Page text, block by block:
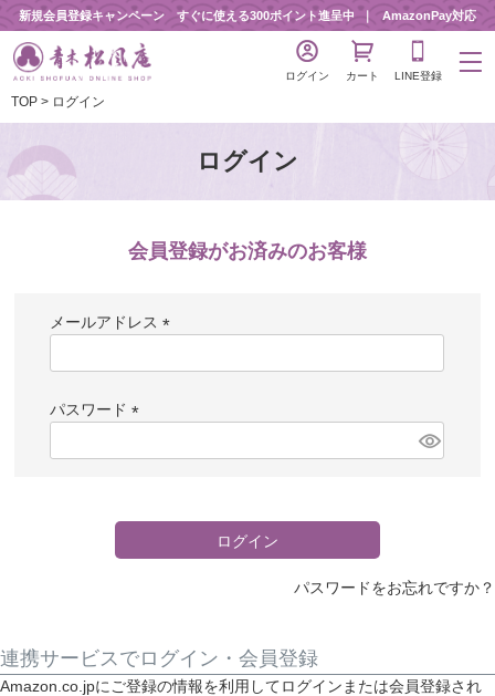
新規会員登録キャンペーン すぐに使える300ポイント進呈中 AmazonPay対応
ログイン カート LINE登録
TOP ログイン
ログイン
会員登録がお済みのお客様
メールアドレス
必
)
パスワード
必
ログイン
パスワードをお忘れですか？
連携サービスでログイン・会員登録
Amazon.co.jpにご登録の情報を利用してログインまたは会員登録され